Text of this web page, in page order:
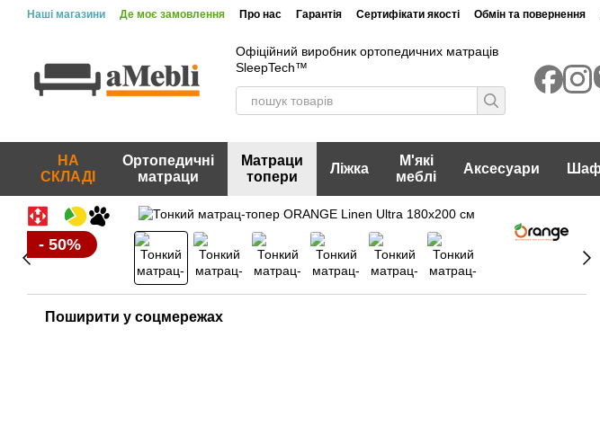
Перейти до основного контенту
Наші магазини Де моє замовлення Про нас Гарантія Сертифікати якості Обмін та повернення
Офіційний виробник ортопедичних матраців
SleepTech™
НА
СКЛАДІ
Ортопедичні
матраци
Матраци
топери
Ліжка
М'які
меблі
Аксесуари
- 50%
Поширити у соцмережах